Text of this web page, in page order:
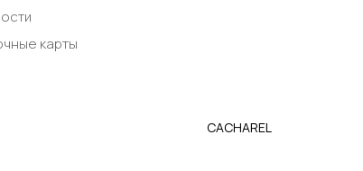
карты
CACHAREL